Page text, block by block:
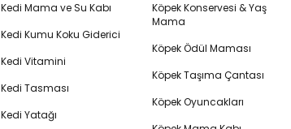
Kedi Mama ve Su Kabı
Kedi Kumu Koku Giderici
Kedi Vitamini
Kedi Tasması
Kedi Yatağı
Köpek Konservesi & Yaş
Mama
Köpek Ödül Maması
Köpek Taşıma Çantası
Köpek Oyuncakları